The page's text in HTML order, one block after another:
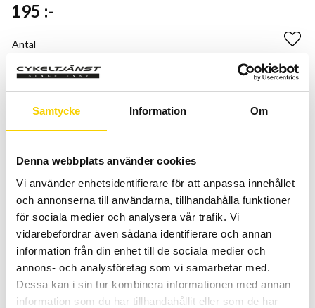
Samtycke Information Om
Denna webbplats använder cookies
Vi använder enhetsidentifierare för att anpassa innehållet
och annonserna till användarna, tillhandahålla funktioner
för sociala medier och analysera vår trafik. Vi
vidarebefordrar även sådana identifierare och annan
information från din enhet till de sociala medier och
annons- och analysföretag som vi samarbetar med.
Dessa kan i sin tur kombinera informationen med annan
information som du har tillhandahållit eller som de har
195 :-
Antal
+
-
Allt inom cykel på ett ställe
Lagerstatus
Beställningsvara
Artikelnr
18-BTL-11
Tillverkare
jofrab.se/cykel/reservdelar/kransar/ti
llbehor/18-btl-11s